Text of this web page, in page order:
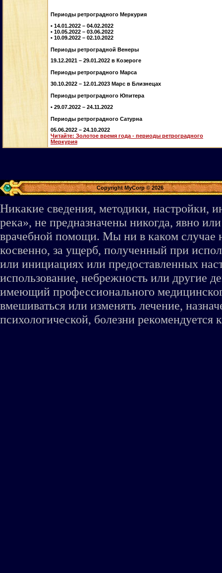
Периоды ретроградного Меркурия
• 14.01.2022 – 04.02.2022
• 10.05.2022 – 03.06.2022
• 10.09.2022 – 02.10.2022
Периоды ретроградной Венеры
19.12.2021 – 29.01.2022 в Козероге
Периоды ретроградного Марса
30.10.2022 – 12.01.2023 Марс в Близнецах
Периоды ретроградного Юпитера
• 29.07.2022 – 24.11.2022
Периоды ретроградного Сатурна
05.06.2022 – 24.10.2022
Читайте: Золотое время года - периоды ретроградного
Меркурия
Copyright MyCorp © 2026
Никакие сведения, методики, настройки,
река», не предназначены никогда, явно
врачебной помощи. Мы ни в каком случае
косвенно, за ущерб, полученный при
или инициациях или предоставленных
использование, небрежность или другие
имеющий профессионального
вмешиваться или изменять лечение,
психологической, болезни рекомендуется